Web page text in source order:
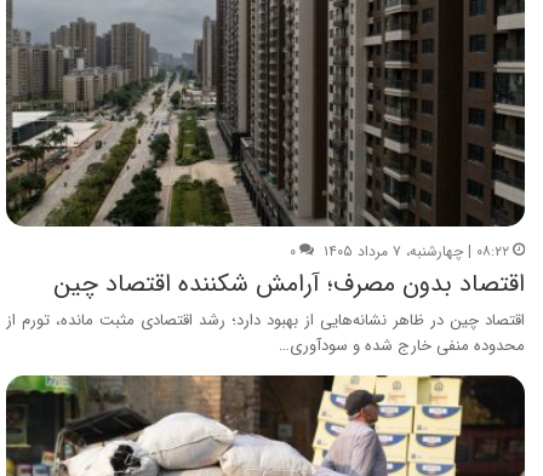
۰۸:۲۲ | چهارشنبه، ۷ مرداد ۱۴۰۵ ۰
اقتصاد بدون مصرف؛ آرامش شکننده اقتصاد چین
اقتصاد چین در ظاهر نشانه‌هایی از بهبود دارد؛ رشد اقتصادی مثبت مانده، تورم از
محدوده منفی خارج شده و سودآوری…